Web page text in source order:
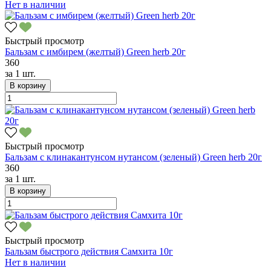
Нет в наличии
Быстрый просмотр
Бальзам с имбирем (желтый) Green herb 20г
360
за 1 шт.
В корзину
Быстрый просмотр
Бальзам с клинакантунсом нутансом (зеленый) Green herb 20г
360
за 1 шт.
В корзину
Быстрый просмотр
Бальзам быстрого действия Самхита 10г
Нет в наличии